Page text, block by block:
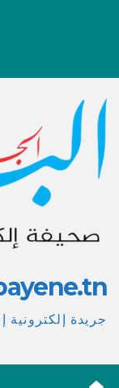
جريدة إلكترونية